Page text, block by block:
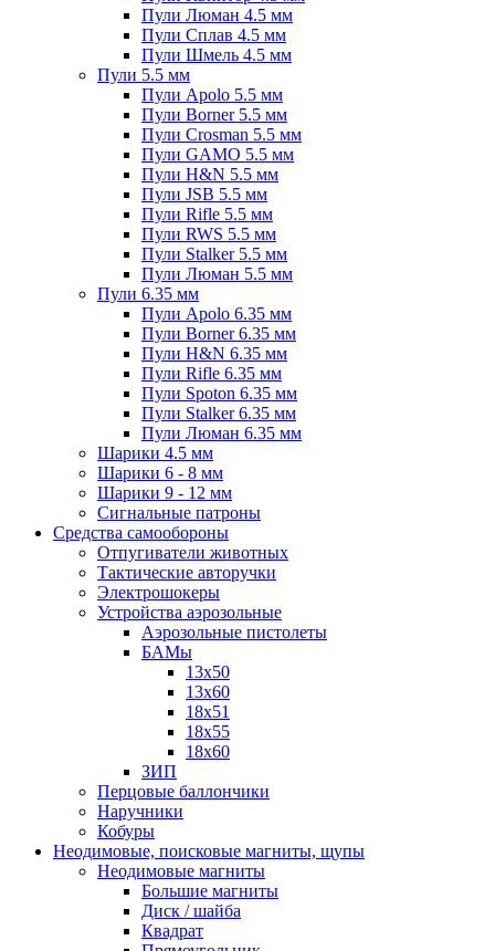
Пули Люман 4.5 мм
Пули Сплав 4.5 мм
Пули Шмель 4.5 мм
Пули 5.5 мм
Пули Apolo 5.5 мм
Пули Borner 5.5 мм
Пули Crosman 5.5 мм
Пули GAMO 5.5 мм
Пули H&N 5.5 мм
Пули JSB 5.5 мм
Пули Rifle 5.5 мм
Пули RWS 5.5 мм
Пули Stalker 5.5 мм
Пули Люман 5.5 мм
Пули 6.35 мм
Пули Apolo 6.35 мм
Пули Borner 6.35 мм
Пули H&N 6.35 мм
Пули Rifle 6.35 мм
Пули Spoton 6.35 мм
Пули Stalker 6.35 мм
Пули Люман 6.35 мм
Шарики 4.5 мм
Шарики 6 - 8 мм
Шарики 9 - 12 мм
Сигнальные патроны
Средства самообороны
Отпугиватели животных
Тактические авторучки
Электрошокеры
Устройства аэрозольные
Аэрозольные пистолеты
БАМы
13х50
13х60
18х51
18х55
18х60
ЗИП
Перцовые баллончики
Наручники
Кобуры
Неодимовые, поисковые магниты, щупы
Неодимовые магниты
Большие магниты
Диск / шайба
Квадрат